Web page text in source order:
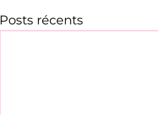
Posts récents